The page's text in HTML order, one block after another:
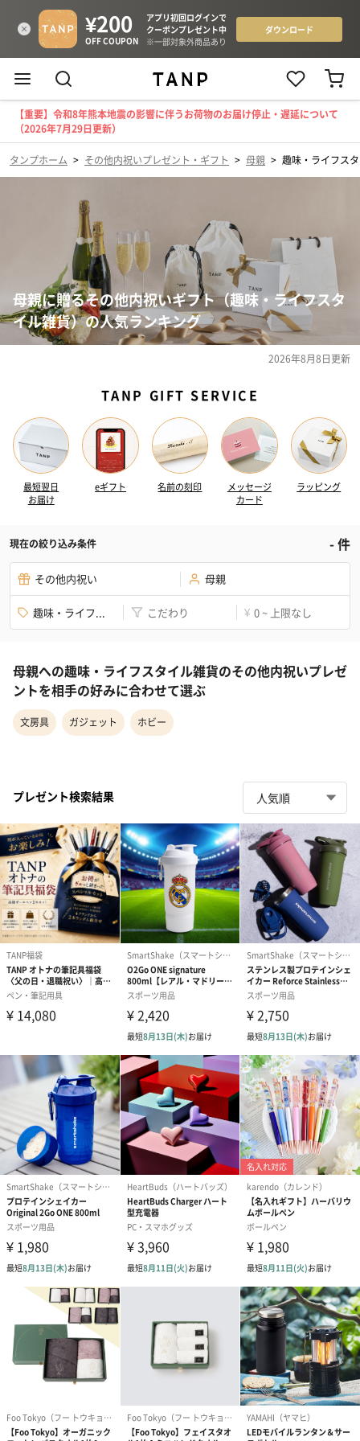
【重要】令和8年熊本地震の影響に伴うお荷物のお届け停止・遅延について
（2026年7月29日更新）
タンプホーム > その他内祝いプレゼント・ギフト > 母親 > 趣味・ライフス
母親に贈るその他内祝いギフト（趣味・ライフスタ
イル雑貨）の人気ランキング
2026年8月8日更新
TANP GIFT SERVICE
最短翌日
お届け
eギフト 名前の刻印
メッセージ
カード
ラッピング
現在の絞り込み条件 -件
その他内祝い 母親
趣味・ライフ... こだわり ¥ 0 ~ 上限なし
母親への趣味・ライフスタイル雑貨のその他内祝いプレゼ
ントを相手の好みに合わせて選ぶ
文房具 ガジェット ホビー
プレゼント検索結果